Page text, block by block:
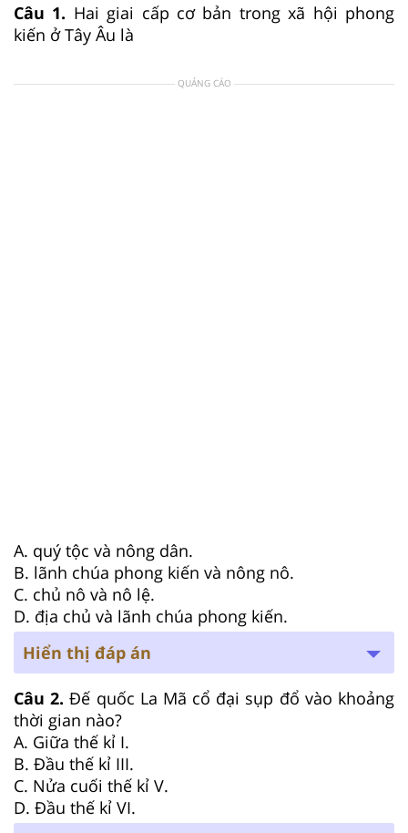
Câu 1. Hai giai cấp cơ bản trong xã hội phong
kiến ở Tây Âu là
QUẢNG CÁO
A. quý tộc và nông dân.
B. lãnh chúa phong kiến và nông nô.
C. chủ nô và nô lệ.
D. địa chủ và lãnh chúa phong kiến.
Hiển thị đáp án
Câu 2.Đế quốc La Mã cổ đại sụp đổ vào khoảng
thời gian nào?
A. Giữa thế kỉ I.
B. Đầu thế kỉ III.
C. Nửa cuối thế kỉ V.
D. Đầu thế kỉ VI.